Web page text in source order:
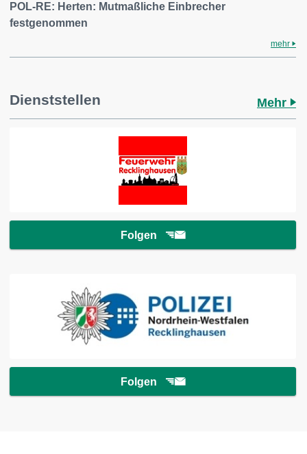
POL-RE: Herten: Mutmaßliche Einbrecher
festgenommen
mehr
Dienststellen Mehr
Folgen
Folgen